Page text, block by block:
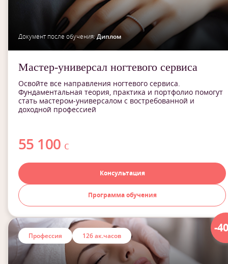
Документ после обучения:Диплом
Мастер-универсал ногтевого сервиса
Освойте все направления ногтевого сервиса.
Фундаментальная теория, практика и портфолио помогут
стать мастером-универсалом с востребованной и
доходной профессией
55 100 с
Консультация
Программа обучения
-
Профессия 126 ак.часов